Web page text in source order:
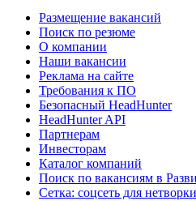
Размещение вакансий
Поиск по резюме
О компании
Наши вакансии
Реклама на сайте
Требования к ПО
Безопасный HeadHunter
HeadHunter API
Партнерам
Инвесторам
Каталог компаний
Поиск по вакансиям в
Сетка: соцсеть для